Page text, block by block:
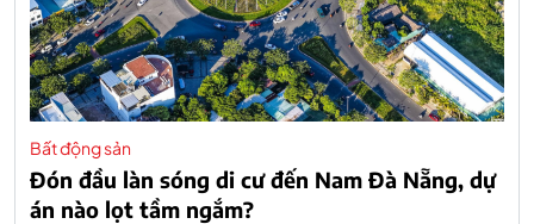
Bất động sản
Đón đầu làn sóng di cư đến Nam Đà Nẵng, dự
án nào lọt tầm ngắm?